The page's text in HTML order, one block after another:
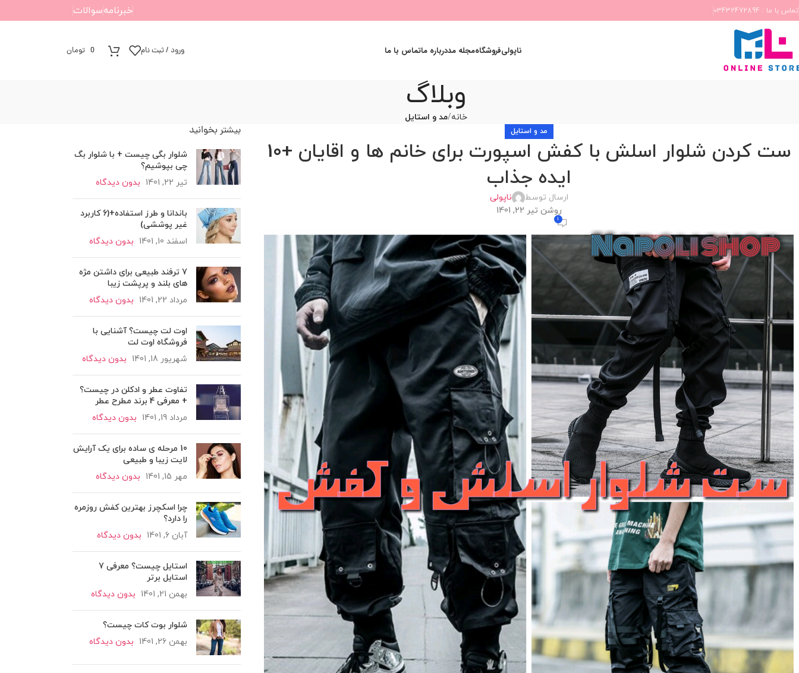
تماس با ما : 03432472894 خبرنامهسوالات
ناپولیفروشگاهمجله مددرباره ماتماس با ما ورود / ثبت نام 0 تومان
وبلاگ
خانه مد و استایل
مد و استایل
ست کردن شلوار اسلش با کفش اسپورت برای خانم ها و اقایان +10
ایده جذاب
ارسال توسط
ناپولی
روشن تیر 22, 1401
1
بیشتر بخوانید
شلوار بگی چیست + با شلوار بگ
چی بپوشیم؟
تیر 22, 1401
بدون دیدگاه
باندانا و طرز استفاده+(6 کاربرد
غیر پوششی)
اسفند 10, 1401
بدون دیدگاه
7 ترفند طبیعی برای داشتن مژه
های بلند و پرپشت زیبا
مرداد 22, 1401
بدون دیدگاه
اوت لت چیست؟ آشنایی با
فروشگاه اوت لت
شهریور 18, 1401
بدون دیدگاه
تفاوت عطر و ادکلن در چیست؟
+ معرفی 4 برند مطرح عطر
مرداد 19, 1401
بدون دیدگاه
10 مرحله ی ساده برای یک آرایش
لایت زیبا و طبیعی
مهر 15, 1401
بدون دیدگاه
چرا اسکچرز بهترین کفش روزمره
را دارد؟
آبان 6, 1401
بدون دیدگاه
استایل چیست؟ معرفی 7
استایل برتر
بهمن 21, 1401
بدون دیدگاه
شلوار بوت کات چیست؟
بهمن 26, 1401
بدون دیدگاه